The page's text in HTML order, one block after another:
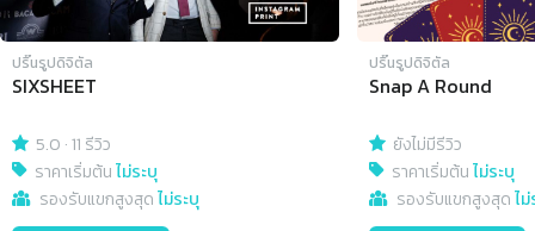
ปริ๊นรูปดิจิตัล
SIXSHEET
5.0 ·11 รีวิว
ราคาเริ่มต้นไม่ระบุ
รองรับแขกสูงสุดไม่ระบุ
ปริ๊นรูปดิจิตัล
Snap A Round
ยังไม่มีรีวิว
ราคาเริ่มต้นไม่ระบุ
รองรับแขกสูงสุดไ